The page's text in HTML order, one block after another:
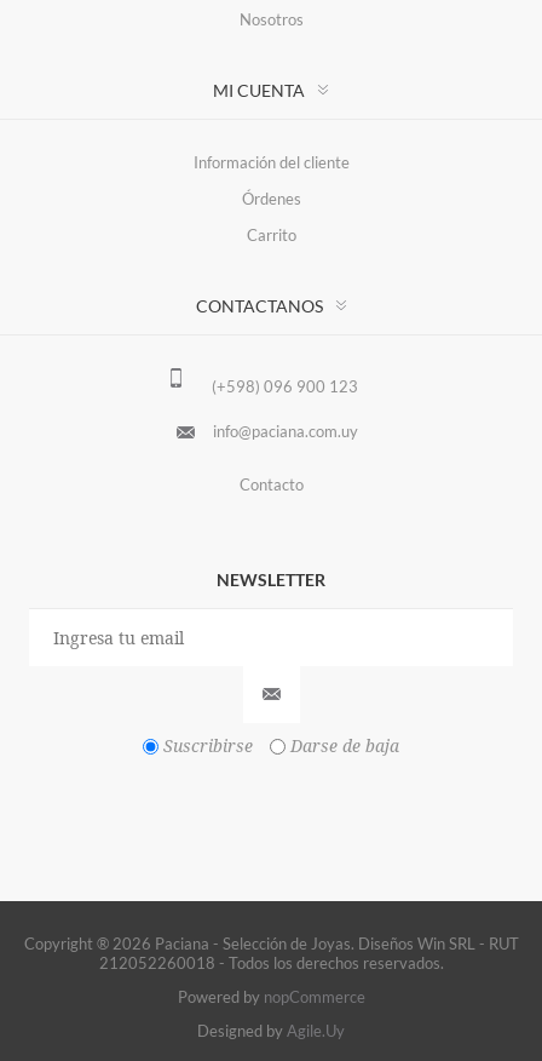
Nosotros
MI CUENTA
Información del cliente
Órdenes
Carrito
CONTACTANOS
(+598) 096 900 123
info@paciana.com.uy
Contacto
NEWSLETTER
Suscribirse Darse de baja
Copyright ® 2026 Paciana - Selección de Joyas. Diseños Win SRL - RUT
212052260018 - Todos los derechos reservados.
Powered by nopCommerce
Designed byAgile.Uy